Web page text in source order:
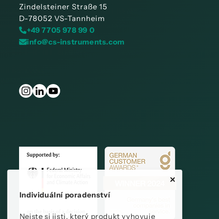
Individuální poradenství
Nejste si jisti, který produkt vyhovuje
Zindelsteiner Straße 15
D-78052 VS-Tannheim
+49 7705 978 99 0
info@cs-instruments.com